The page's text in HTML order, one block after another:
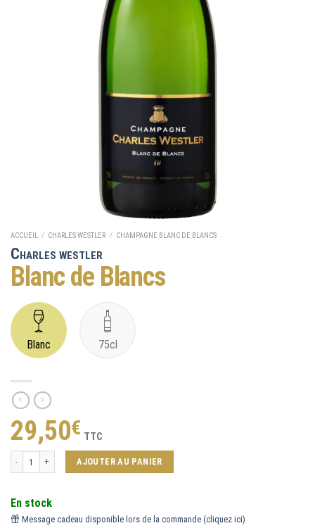
ACCUEIL / CHARLES WESTLER / CHAMPAGNE BLANC DE BLANCS
C HARLES WESTLER
Blanc de Blancs
Blanc 75cl
29,50€ TTC
quantité de Blanc de BlancsAJOUTER AU PANIER
En stock
Message cadeau disponible lors de la commande (cliquez ici)